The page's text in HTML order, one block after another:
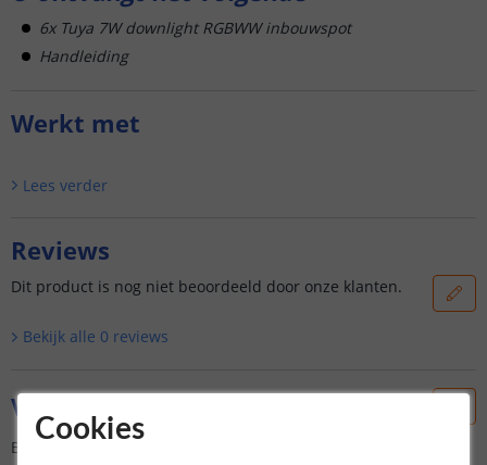
6x Tuya 7W downlight RGBWW inbouwspot
Handleiding
Werkt met
Lees verder
Reviews
Dit product is nog niet beoordeeld door onze klanten.
Bekijk alle 0 reviews
Vraag & antwoord
Er is nog geen vraag gesteld over dit product.
Cookies